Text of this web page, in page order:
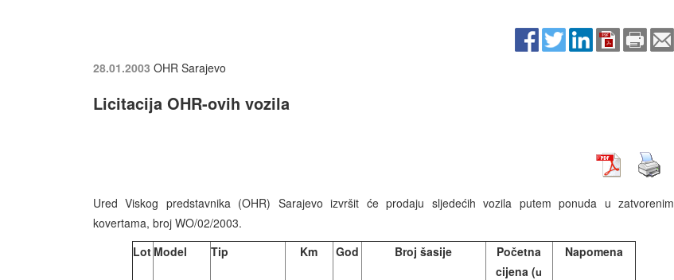
28.01.2003 OHR Sarajevo
Licitacija OHR-ovih vozila
Ured Viskog predstavnika (OHR) Sarajevo izvršit će prodaju sljedećih vozila putem ponuda u zatvorenim
kovertama, broj WO/02/2003.
Lot Model Tip Km God Broj šasije
Početna
cijena (u
Napomena